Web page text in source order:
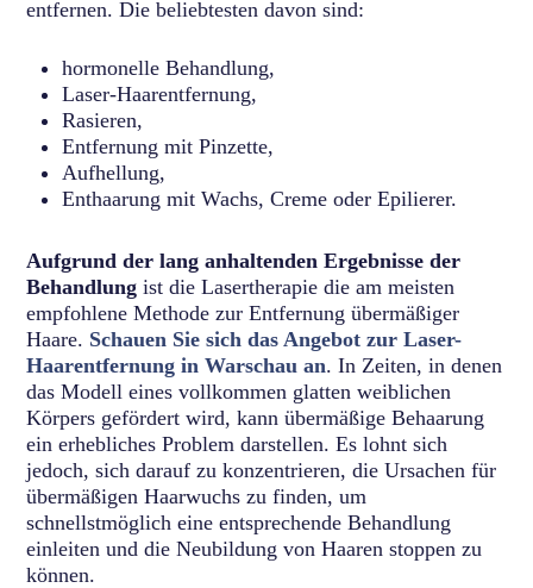
entfernen. Die beliebtesten davon sind:
hormonelle Behandlung,
Laser-Haarentfernung,
Rasieren,
Entfernung mit Pinzette,
Aufhellung,
Enthaarung mit Wachs, Creme oder Epilierer.
Aufgrund der lang anhaltenden Ergebnisse der
Behandlung ist die Lasertherapie die am meisten
empfohlene Methode zur Entfernung übermäßiger
Haare. Schauen Sie sich das Angebot zur Laser-
Haarentfernung in Warschau an. In Zeiten, in denen
das Modell eines vollkommen glatten weiblichen
Körpers gefördert wird, kann übermäßige Behaarung
ein erhebliches Problem darstellen. Es lohnt sich
jedoch, sich darauf zu konzentrieren, die Ursachen für
übermäßigen Haarwuchs zu finden, um
schnellstmöglich eine entsprechende Behandlung
einleiten und die Neubildung von Haaren stoppen zu
können.